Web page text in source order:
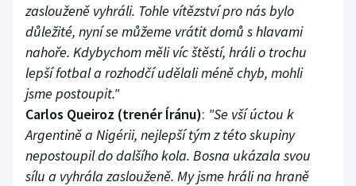
zaslouženě vyhráli. Tohle vítězství pro nás bylo
důležité, nyní se můžeme vrátit domů s hlavami
nahoře. Kdybychom měli víc štěstí, hráli o trochu
lepší fotbal a rozhodčí udělali méně chyb, mohli
jsme postoupit."
Carlos Queiroz (trenér Íránu): "Se vší úctou k
Argentině a Nigérii, nejlepší tým z této skupiny
nepostoupil do dalšího kola. Bosna ukázala svou
sílu a vyhrála zaslouženě. My jsme hráli na hraně